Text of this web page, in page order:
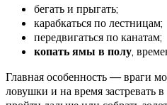
бегать и прыгать;
карабкаться по лестницам;
передвигаться по канатам;
копать ямы в полу ,
Главная особенность — враги
ловушки и на время застревать